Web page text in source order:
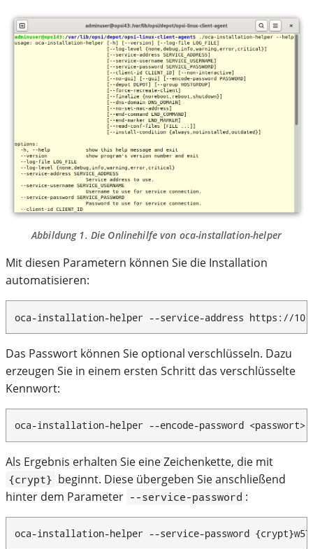
Abbildung 1. Die Onlinehilfe von oca-installation-helper
Mit diesen Parametern können Sie die Installation
automatisieren:
oca-installation-helper --service-address https://
Das Passwort können Sie optional verschlüsseln. Dazu
erzeugen Sie in einem ersten Schritt das verschlüsselte
Kennwort:
oca-installation-helper --encode-password <passwort>
Als Ergebnis erhalten Sie eine Zeichenkette, die mit
{crypt} beginnt. Diese übergeben Sie anschließend
hinter dem Parameter --service-password :
oca-installation-helper --service-password